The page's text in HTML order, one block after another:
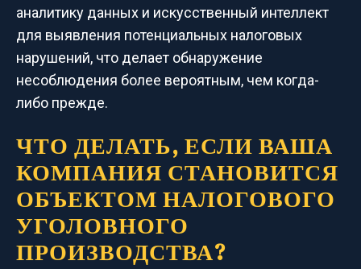
аналитику данных и искусственный интеллект
для выявления потенциальных налоговых
нарушений, что делает обнаружение
несоблюдения более вероятным, чем когда-
либо прежде.
ЧТО ДЕЛАТЬ, ЕСЛИ ВАША
КОМПАНИЯ СТАНОВИТСЯ
ОБЪЕКТОМ НАЛОГОВОГО
УГОЛОВНОГО
ПРОИЗВОДСТВА?